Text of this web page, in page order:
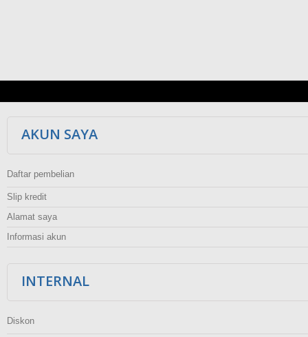
AKUN SAYA
Daftar pembelian
Slip kredit
Alamat saya
Informasi akun
INTERNAL
Diskon